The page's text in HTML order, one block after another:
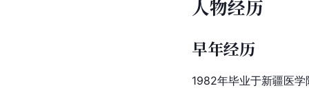
人物经历
早年经历
1982年毕业于新疆医